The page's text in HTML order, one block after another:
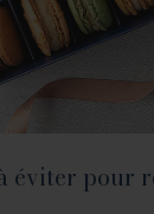
éviter pour